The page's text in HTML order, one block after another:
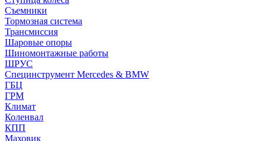
Съемники
Тормозная система
Трансмиссия
Шаровые опоры
Шиномонтажные работы
ШРУС
Специнструмент Mercedes & BMW
ГБЦ
ГРМ
Климат
Коленвал
КПП
Маховик